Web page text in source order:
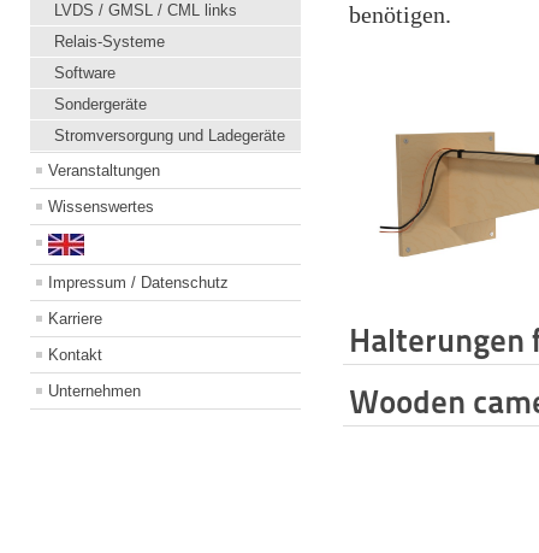
LVDS / GMSL / CML links
Relais-Systeme
Software
Sondergeräte
Stromversorgung und Ladegeräte
Veranstaltungen
Wissenswertes
Impressum / Datenschutz
Karriere
Kontakt
Unternehmen
benötigen.
Halterungen
Wooden